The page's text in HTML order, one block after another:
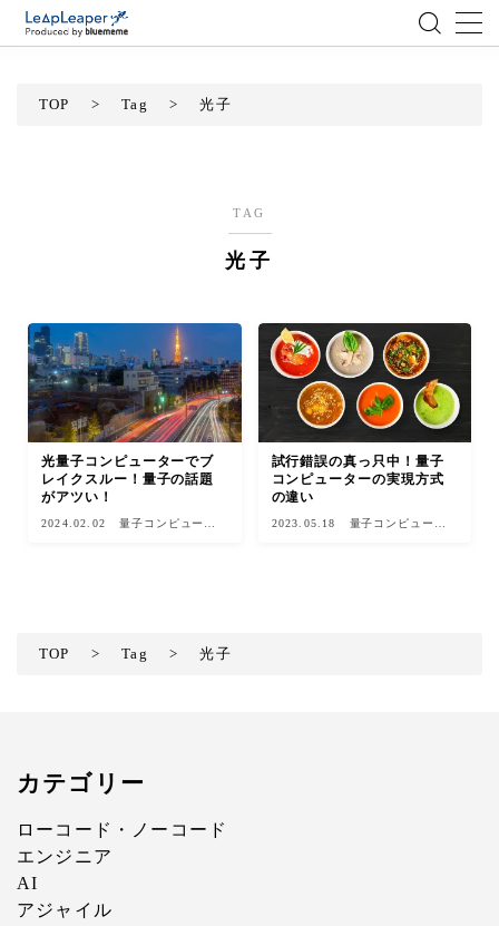
アジャイル
テクノロジー
BlueMeme
TOP > Tag > 光子
TAG
光子
光量子コンピューターでブ
レイクスルー！量子の話題
がアツい！
2024.02.02
量子コンピュータ
試行錯誤の真っ只中！量子
コンピューターの実現方式
の違い
2023.05.18
量子コンピュータ
TOP > Tag > 光子
カテゴリー
ローコード・ノーコード
エンジニア
AI
アジャイル